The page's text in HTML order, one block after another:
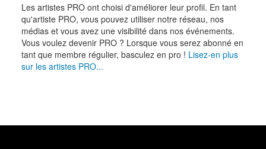
Les artistes PRO ont choisi d'améliorer leur profil. En tant
qu'artiste PRO, vous pouvez utiliser notre réseau, nos
médias et vous avez une visibilité dans nos événements.
Vous voulez devenir PRO ? Lorsque vous serez abonné en
tant que membre régulier, basculez en pro ! Lisez-en plus
sur les artistes PRO...